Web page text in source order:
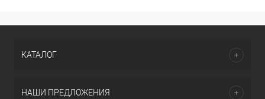
КАТАЛОГ
НАШИ ПРЕДЛОЖЕНИЯ